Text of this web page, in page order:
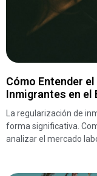
Cómo Entender
Inmigrantes en el
La regularización de
forma significativa.
analizar el mercado